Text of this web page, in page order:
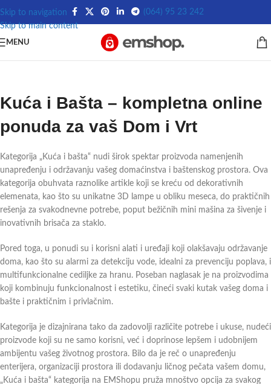
Skip to navigation
Skip to main content
(064) 95 23 242
MENU
Kuća i Bašta – kompletna online
ponuda za vaš Dom i Vrt
Kategorija „Kuća i bašta“ nudi širok spektar proizvoda namenjenih
unapređenju i održavanju vašeg domaćinstva i baštenskog prostora. Ova
kategorija obuhvata raznolike artikle koji se kreću od dekorativnih
elemenata, kao što su unikatne 3D lampe u obliku meseca, do praktičnih
rešenja za svakodnevne potrebe, poput bežičnih mini mašina za šivenje i
inovativnih brisača za staklo.
Pored toga, u ponudi su i korisni alati i uređaji koji olakšavaju održavanje
doma, kao što su alarmi za detekciju vode, idealni za prevenciju poplava, i
multifunkcionalne cediljke za hranu. Poseban naglasak je na proizvodima
koji kombinuju funkcionalnost i estetiku, čineći svaki kutak vašeg doma i
bašte i praktičnim i privlačnim.
Kategorija je dizajnirana tako da zadovolji različite potrebe i ukuse, nudeći
proizvode koji su ne samo korisni, već i doprinose lepšem i udobnijem
ambijentu vašeg životnog prostora. Bilo da je reč o unapređenju
enterijera, organizaciji prostora ili dodavanju ličnog pečata vašem domu,
„Kuća i bašta“ kategorija na EMShopu pruža mnoštvo opcija za svakog